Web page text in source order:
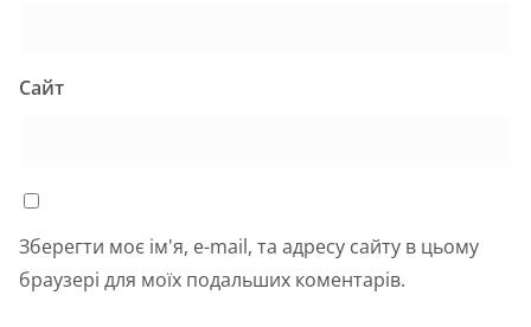
Сайт
Зберегти моє ім'я, e-mail, та адресу сайту в цьому
браузері для моїх подальших коментарів.